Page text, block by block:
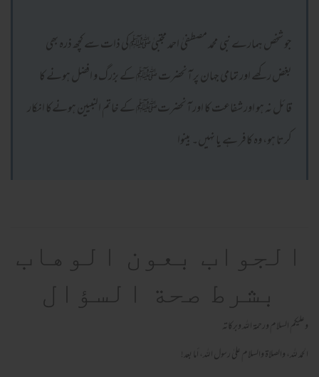
جو شخص ہمارے نبی محمد مصطفیٰ احمد مجتبیٰﷺ کی ذات سے کچھ ذرہ بھی
بغض رکھے اور تمامی جہان پر آنحضرت ﷺ کے بزرگ و افضل ہونے کا
قائل نہ ہو اور شفاعت کا اور آنحضرتﷺ کے خاتم النبیین ہونےکا انکار
کرتا ہو، وہ کافر ہے یا نہیں۔ بینوا
الجواب بعون الوهاب
بشرط صحة السؤال
وعلیکم السلام ورحمة اللہ وبرکاته
الحمد لله، والصلاة والسلام علىٰ رسول الله، أما بعد!